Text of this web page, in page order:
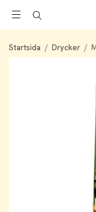
Startsida / Drycker /